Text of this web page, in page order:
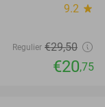
9.2 star
Regulier €29,50
€20,75